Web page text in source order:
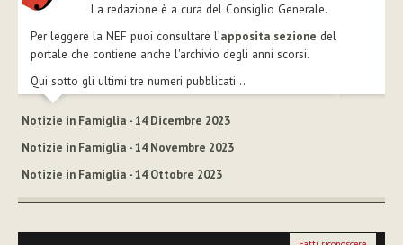
La redazione è a cura del Consiglio Generale.
Per leggere la NEF puoi consultare l’apposita sezione del
portale che contiene anche l'archivio degli anni scorsi.
Qui sotto gli ultimi tre numeri pubblicati...
Notizie in Famiglia - 14 Dicembre 2023
Notizie in Famiglia - 14 Novembre 2023
Notizie in Famiglia - 14 Ottobre 2023